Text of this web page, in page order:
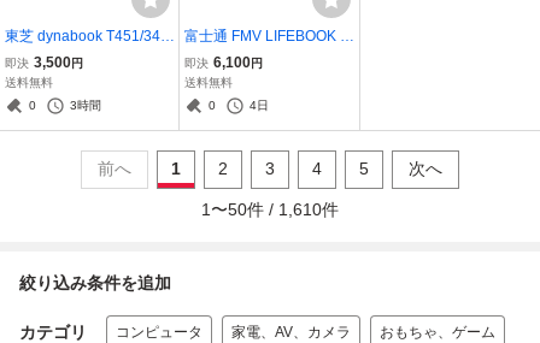
東芝 dynabook T451/34E
R【Celeron B815 1.6GH
z】 【Windows7世代の
PC】 均一／HDMI ジャン
即決 3,500円
送料無料
0
3時間
富士通 FMV LIFEBOOK A
573/G【SSD搭載】 Cor
e i5 3340M 【Windows
10 Pro】MS 365 Office W
即決 6,100円
送料無料
0
4日
前へ 1 2 3 4 5 次へ
1 〜50件 / 1,610件
絞り込み条件を追加
カテゴリ コンピュータ 家電、AV、カメラ おもちゃ、ゲーム